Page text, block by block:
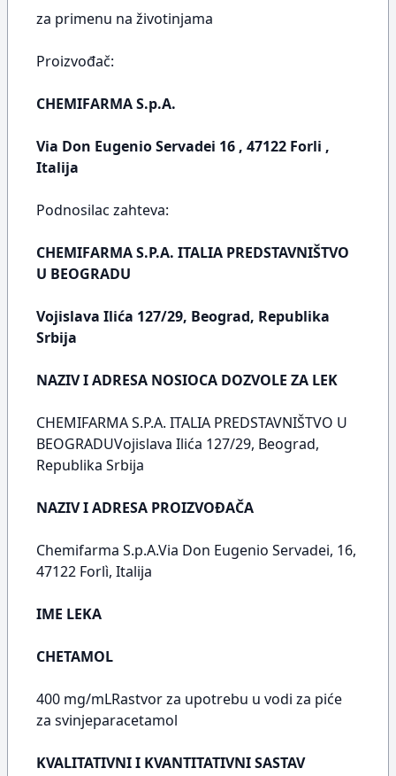
za primenu na životinjama
Proizvođač:
CHEMIFARMA S.p.A.
Via Don Eugenio Servadei 16 , 47122 Forli ,
Italija
Podnosilac zahteva:
CHEMIFARMA S.P.A. ITALIA PREDSTAVNIŠTVO
U BEOGRADU
Vojislava Ilića 127/29, Beograd, Republika
Srbija
NAZIV I ADRESA NOSIOCA DOZVOLE ZA LEK
CHEMIFARMA S.P.A. ITALIA PREDSTAVNIŠTVO U
BEOGRADUVojislava Ilića 127/29, Beograd,
Republika Srbija
NAZIV I ADRESA PROIZVOĐAČA
Chemifarma S.p.A.Via Don Eugenio Servadei, 16,
47122 Forlì, Italija
IME LEKA
CHETAMOL
400 mg/mLRastvor za upotrebu u vodi za piće
za svinjeparacetamol
KVALITATIVNI I KVANTITATIVNI SASTAV